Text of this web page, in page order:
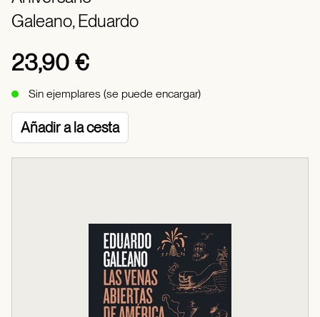
Galeano, Eduardo
23,90 €
Sin ejemplares (se puede encargar)
Añadir a la cesta